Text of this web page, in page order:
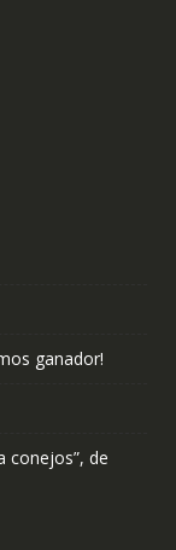
ganador!
conejos”, de